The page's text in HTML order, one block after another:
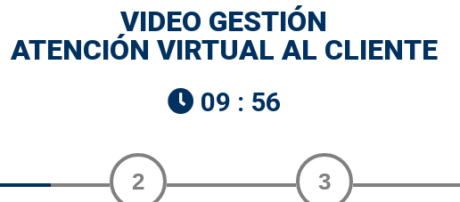
VIDEO GESTIÓN
ATENCIÓN VIRTUAL AL CLIENTE
09 : 56
2 3